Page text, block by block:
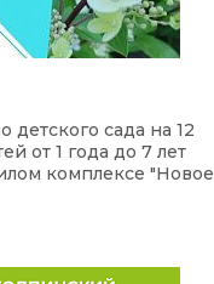
детского сада на 12
от 1 года до 7 лет
комплексе "Новое